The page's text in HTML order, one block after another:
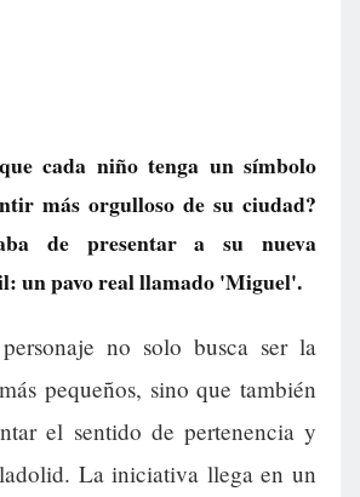
cada niño tenga un símbolo
más orgulloso de su ciudad?
de presentar a su nueva
un pavo real llamado 'Miguel'.
no solo busca ser la
pequeños, sino que también
el sentido de pertenencia y
La iniciativa llega en un